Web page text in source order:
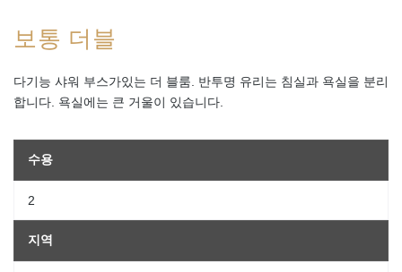
보통 더블
다기능 샤워 부스가있는 더 블룸. 반투명 유리는 침실과 욕실을 분리
합니다. 욕실에는 큰 거울이 있습니다.
수용
2
지역